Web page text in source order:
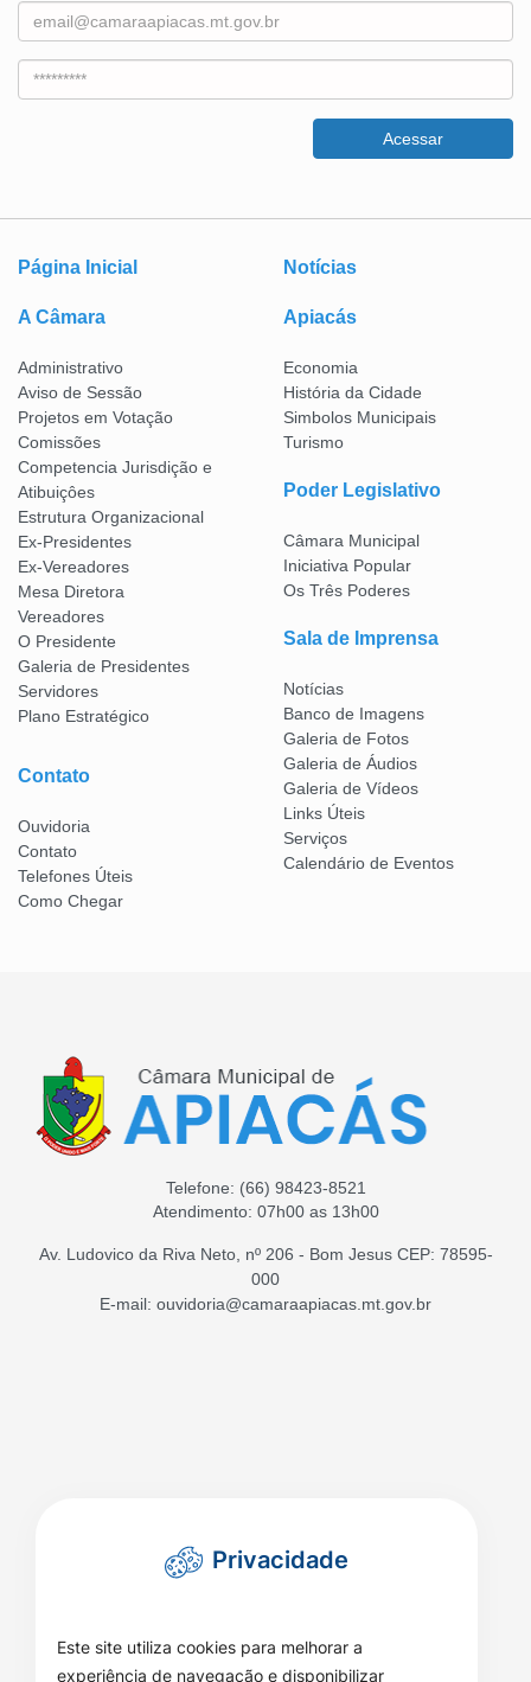
Acessar
Página Inicial Notícias
A Câmara
Administrativo
Aviso de Sessão
Projetos em Votação
Comissões
Competencia Jurisdição e
Atibuiçôes
Estrutura Organizacional
Ex-Presidentes
Ex-Vereadores
Mesa Diretora
Vereadores
O Presidente
Galeria de Presidentes
Servidores
Plano Estratégico
Contato
Ouvidoria
Contato
Telefones Úteis
Como Chegar
Apiacás
Economia
História da Cidade
Simbolos Municipais
Turismo
Poder Legislativo
Câmara Municipal
Iniciativa Popular
Os Três Poderes
Sala de Imprensa
Notícias
Banco de Imagens
Galeria de Fotos
Galeria de Áudios
Galeria de Vídeos
Links Úteis
Serviços
Calendário de Eventos
Telefone: (66) 98423-8521
Atendimento: 07h00 as 13h00
Av. Ludovico da Riva Neto, nº 206 - Bom Jesus CEP: 78595-
000
E-mail: ouvidoria@camaraapiacas.mt.gov.br
Privacidade
Este site utiliza cookies para melhorar a
experiência de navegação e disponibilizar